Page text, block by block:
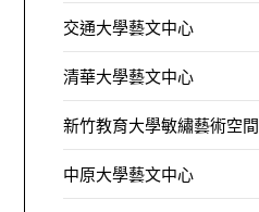
交通大學藝文中心
清華大學藝文中心
新竹教育大學敏繡藝術空間
中原大學藝文中心